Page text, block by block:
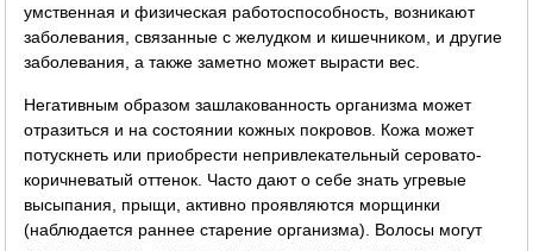
умственная и физическая работоспособность, возникают
заболевания, связанные с желудком и кишечником, и другие
заболевания, а также заметно может вырасти вес.
Негативным образом зашлакованность организма может
отразиться и на состоянии кожных покровов. Кожа может
потускнеть или приобрести непривлекательный серовато-
коричневатый оттенок. Часто дают о себе знать угревые
высыпания, прыщи, активно проявляются морщинки
(наблюдается раннее старение организма). Волосы могут